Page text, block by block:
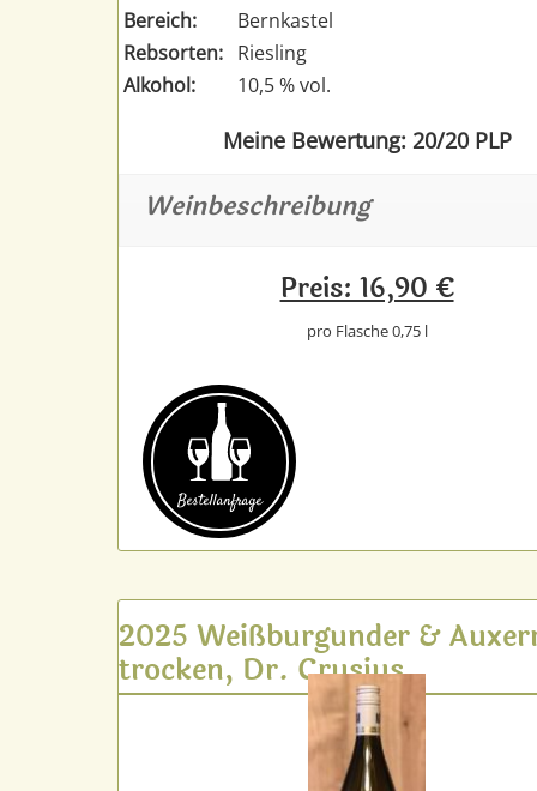
Bereich:
Bernkastel
Rebsorten: Riesling
Alkohol:
10,5 % vol.
Meine Bewertung: 20/20 PLP
Weinbeschreibung
Preis: 16,90 €
pro Flasche 0,75 l
Bestell­anfrage
2025 Weißburgunder &
trocken, Dr. Crusius